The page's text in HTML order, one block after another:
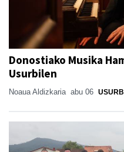
Donostiako Musika
Usurbilen
Noaua Aldizkaria abu 06